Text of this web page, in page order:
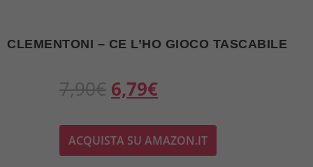
CLEMENTONI – CE L’HO GIOCO TASCABILE
7,90€ I
l
p
6,79€I
l
p
ACQUISTA SU AMAZON.IT